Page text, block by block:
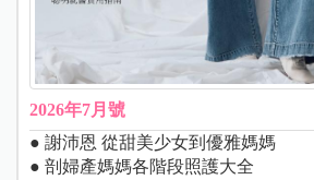
2026年7月號
● 謝沛恩 從甜美少女到優雅媽媽
● 剖婦產媽媽各階段照護大全